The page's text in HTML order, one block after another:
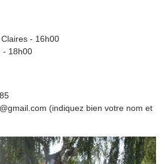
- 16h00
- 18h00
(indiquez bien votre nom et